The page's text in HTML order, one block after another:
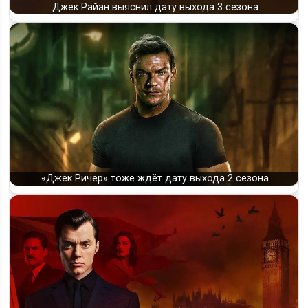
Джек Райан выяснил дату выхода 3 сезона
«Джек Ричер» тоже ждёт дату выхода 2 сезона